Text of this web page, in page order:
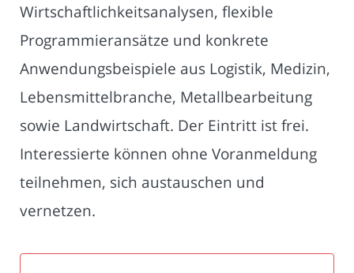
Wirtschaftlichkeitsanalysen, flexible
Programmieransätze und konkrete
Anwendungsbeispiele aus Logistik, Medizin,
Lebensmittelbranche, Metallbearbeitung
sowie Landwirtschaft. Der Eintritt ist frei.
Interessierte können ohne Voranmeldung
teilnehmen, sich austauschen und
vernetzen.